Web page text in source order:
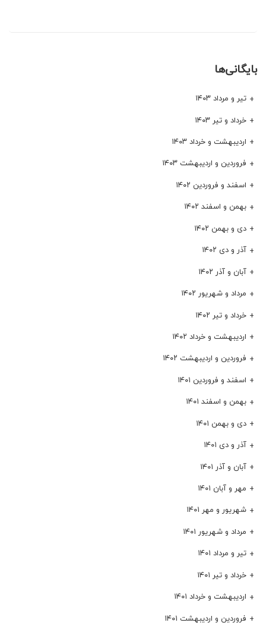
بایگانی‌ها
تیر و مرداد ۱۴۰۳
خرداد و تیر ۱۴۰۳
اردیبهشت و خرداد ۱۴۰۳
فروردین و اردیبهشت ۱۴۰۳
اسفند و فروردین ۱۴۰۲
بهمن و اسفند ۱۴۰۲
دی و بهمن ۱۴۰۲
آذر و دی ۱۴۰۲
آبان و آذر ۱۴۰۲
مرداد و شهریور ۱۴۰۲
خرداد و تیر ۱۴۰۲
اردیبهشت و خرداد ۱۴۰۲
فروردین و اردیبهشت ۱۴۰۲
اسفند و فروردین ۱۴۰۱
بهمن و اسفند ۱۴۰۱
دی و بهمن ۱۴۰۱
آذر و دی ۱۴۰۱
آبان و آذر ۱۴۰۱
مهر و آبان ۱۴۰۱
شهریور و مهر ۱۴۰۱
مرداد و شهریور ۱۴۰۱
تیر و مرداد ۱۴۰۱
خرداد و تیر ۱۴۰۱
اردیبهشت و خرداد ۱۴۰۱
فروردین و اردیبهشت ۱۴۰۱